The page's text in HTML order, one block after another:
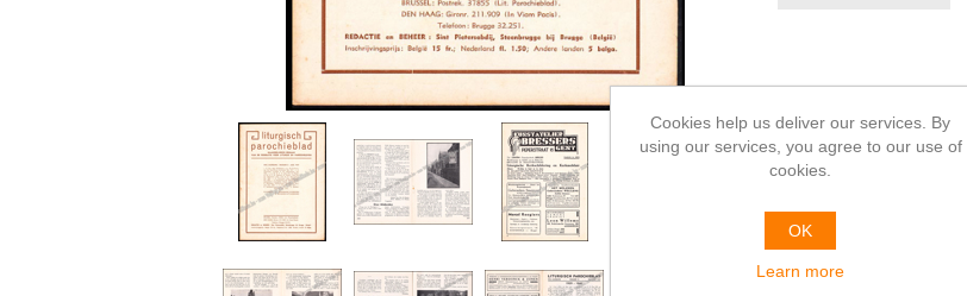
Cookies help us deliver our services. By
using our services, you agree to our use of
cookies.
OK
Learn more